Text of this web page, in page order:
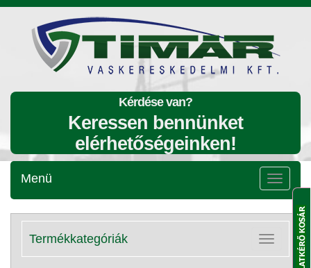
Kérdése van?
Keressen bennünket
elérhetőségeinken!
Menü
Menü
Kategóriák
lenyitása
Termékkategóriák